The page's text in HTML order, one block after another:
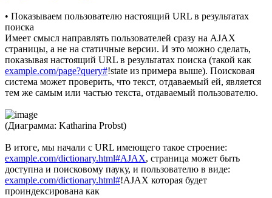
• Показываем пользователю настоящий URL в результатах
поиска
Имеет смысл направлять пользователей сразу на AJAX
страницы, а не на статичные версии. И это можно сделать,
показывая настоящий URL в результатах поиска (такой как
example.com/page?query#!state из примера выше). Поисковая
система может проверить, что текст, отдаваемый ей, является
тем же самым или частью текста, отдаваемый пользователю.
(Диаграмма: Katharina Probst)
В итоге, мы начали с URL имеющего такое строение:
example.com/dictionary.html#AJAX, страница может быть
доступна и поисковому пауку, и пользователю в виде:
example.com/dictionary.html#!AJAX которая будет
проиндексирована как